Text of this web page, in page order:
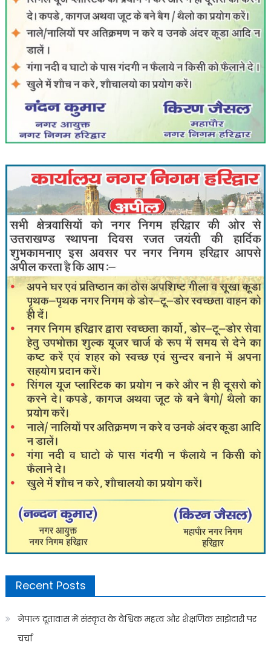
Recent Posts
नेपाल दूतावास में संस्कृत के वैश्विक महत्व और शैक्षणिक साझेदारी पर
चर्चा